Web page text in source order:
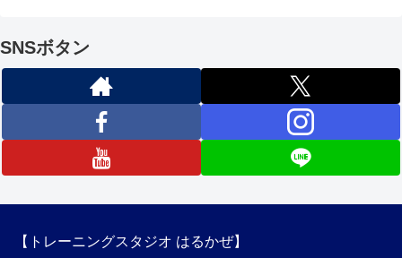
SNSボタン
【トレーニングスタジオ はるかぜ】